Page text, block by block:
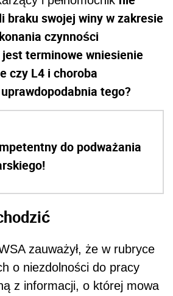
braku swojej winy w zakresie
czynności
terminowe wniesienie
czy L4 i choroba
tego?
do podważania
zauważył, że w rubryce
o niezdolności do pracy
z informacji, o której mowa